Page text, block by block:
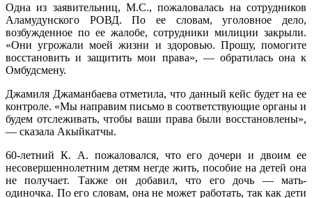
Одна из заявительниц, М.С., пожаловалась на сотрудников
Аламудунского РОВД. По ее словам, уголовное дело,
возбужденное по ее жалобе, сотрудники милиции закрыли.
«Они угрожали моей жизни и здоровью. Прошу, помогите
восстановить и защитить мои права», — обратилась она к
Омбудсмену.
Джамиля Джаманбаева отметила, что данный кейс будет на ее
контроле. «Мы направим письмо в соответствующие органы и
будем отслеживать, чтобы ваши права были восстановлены»,
— сказала Акыйкатчы.
60-летний К. А. пожаловался, что его дочери и двоим ее
несовершеннолетним детям негде жить, пособие на детей она
не получает. Также он добавил, что его дочь — мать-
одиночка. По его словам, она не может работать, так как дети